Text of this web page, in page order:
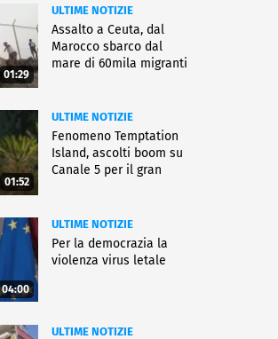
01:29
ULTIME NOTIZIE
Assalto a Ceuta, dal
Marocco sbarco dal
mare di 60mila migranti
01:52
ULTIME NOTIZIE
Fenomeno Temptation
Island, ascolti boom su
Canale 5 per il gran
04:00
ULTIME NOTIZIE
Per la democrazia la
violenza virus letale
ULTIME NOTIZIE